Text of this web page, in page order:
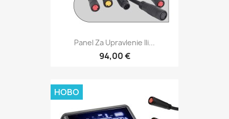
Panel Za Upravlenie Ili...
94,00 €
НОВО